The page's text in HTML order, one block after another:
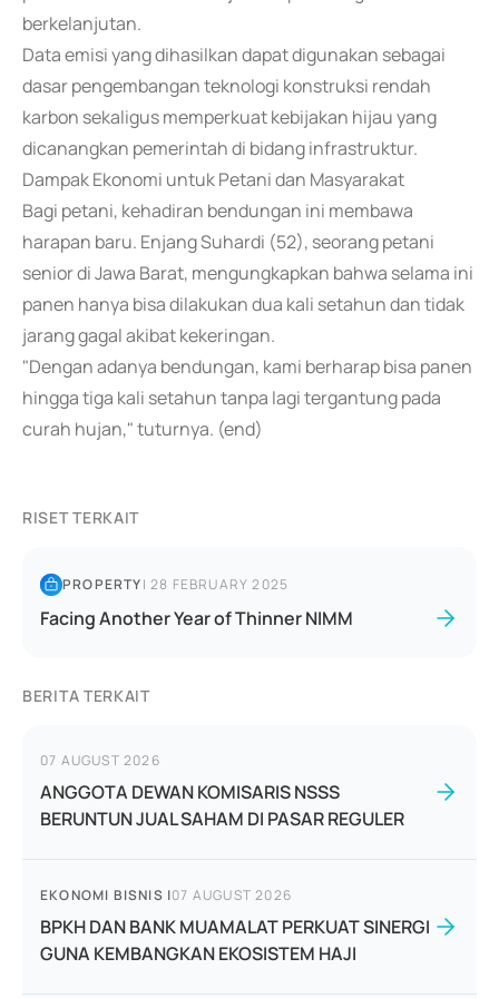
berkelanjutan.
Data emisi yang dihasilkan dapat digunakan sebagai
dasar pengembangan teknologi konstruksi rendah
karbon sekaligus memperkuat kebijakan hijau yang
dicanangkan pemerintah di bidang infrastruktur.
Dampak Ekonomi untuk Petani dan Masyarakat
Bagi petani, kehadiran bendungan ini membawa
harapan baru. Enjang Suhardi (52), seorang petani
senior di Jawa Barat, mengungkapkan bahwa selama ini
panen hanya bisa dilakukan dua kali setahun dan tidak
jarang gagal akibat kekeringan.
"Dengan adanya bendungan, kami berharap bisa panen
hingga tiga kali setahun tanpa lagi tergantung pada
curah hujan," tuturnya. (end)
RISET TERKAIT
PROPERTY|28 FEBRUARY 2025
Facing Another Year of Thinner NIMM
BERITA TERKAIT
07 AUGUST 2026
ANGGOTA DEWAN KOMISARIS NSSS
BERUNTUN JUAL SAHAM DI PASAR REGULER
EKONOMI BISNIS |07 AUGUST 2026
BPKH DAN BANK MUAMALAT PERKUAT SINERGI
GUNA KEMBANGKAN EKOSISTEM HAJI